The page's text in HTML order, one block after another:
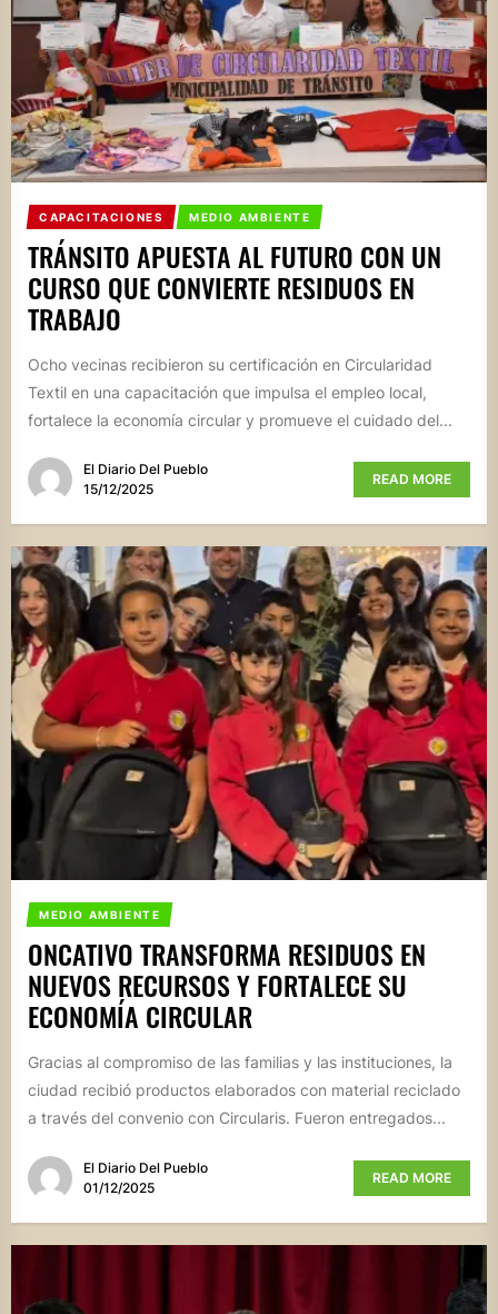
CAPACITACIONES MEDIO AMBIENTE
TRÁNSITO APUESTA AL FUTURO CON UN
CURSO QUE CONVIERTE RESIDUOS EN
TRABAJO
Ocho vecinas recibieron su certificación en Circularidad
Textil en una capacitación que impulsa el empleo local,
fortalece la economía circular y promueve el cuidado del...
El Diario Del Pueblo
15/12/2025
READ MORE
MEDIO AMBIENTE
ONCATIVO TRANSFORMA RESIDUOS EN
NUEVOS RECURSOS Y FORTALECE SU
ECONOMÍA CIRCULAR
Gracias al compromiso de las familias y las instituciones, la
ciudad recibió productos elaborados con material reciclado
a través del convenio con Circularis. Fueron entregados...
El Diario Del Pueblo
01/12/2025
READ MORE